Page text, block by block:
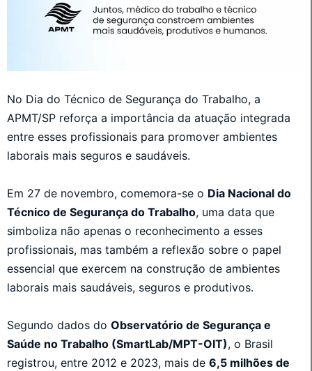
No Dia do Técnico de Segurança do Trabalho, a
APMT/SP reforça a importância da atuação integrada
entre esses profissionais para promover ambientes
laborais mais seguros e saudáveis.
Em 27 de novembro, comemora-se o Dia Nacional do
Técnico de Segurança do Trabalho, uma data que
simboliza não apenas o reconhecimento a esses
profissionais, mas também a reflexão sobre o papel
essencial que exercem na construção de ambientes
laborais mais saudáveis, seguros e produtivos.
Segundo dados do Observatório de Segurança e
Saúde no Trabalho (SmartLab/MPT-OIT), o Brasil
registrou, entre 2012 e 2023, mais de 6,5 milhões de